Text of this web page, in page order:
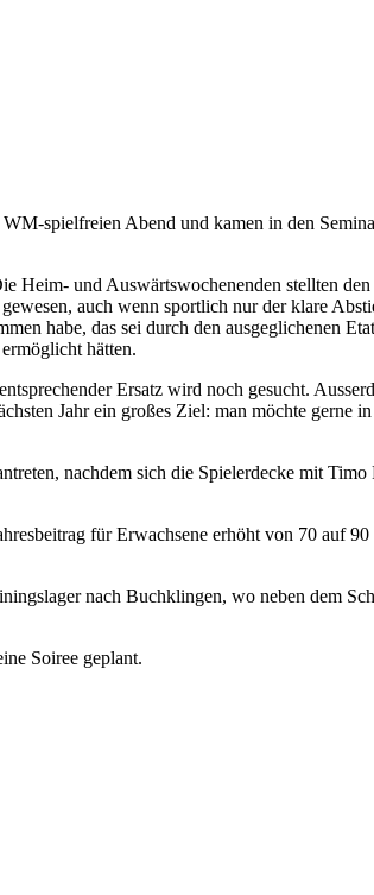
spielfreien Abend und kamen in den
Heim- und Auswärtswochenenden stellten
auch wenn sportlich nur der klare
habe, das sei durch den ausgeglichenen
hätten.
Ersatz wird noch gesucht.
Jahr ein großes Ziel: man möchte gerne
nachdem sich die Spielerdecke mit
für Erwachsene erhöht von 70 auf
nach Buchklingen, wo neben dem
Soiree geplant.